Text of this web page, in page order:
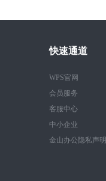
快速通道
WPS官网
会员服务
客服中心
中小企业
金山办公隐私声明